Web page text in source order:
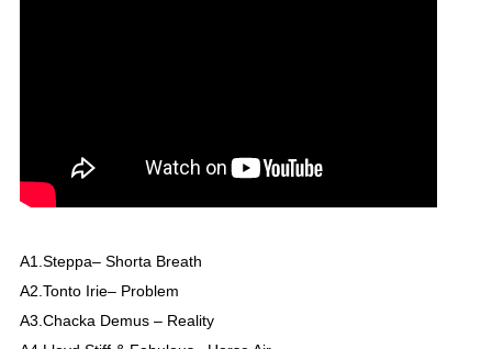
A1.Steppa– Shorta Breath
A2.Tonto Irie– Problem
A3.Chacka Demus – Reality